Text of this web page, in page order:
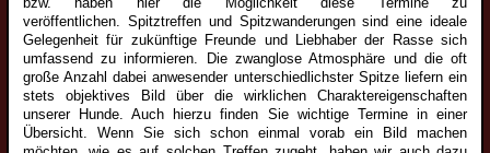
veröffentlichen. Spitztreffen und Spitzwanderungen sind eine ideale
Gelegenheit für zukünftige Freunde und Liebhaber der Rasse sich
umfassend zu informieren. Die zwanglose Atmosphäre und die oft
große Anzahl dabei anwesender unterschiedlichster Spitze liefern ein
stets objektives Bild über die wirklichen Charaktereigenschaften
unserer Hunde. Auch hierzu finden Sie wichtige Termine in einer
Übersicht. Wenn Sie sich schon einmal vorab ein Bild machen
Kleinspitzwelpen
Zwergspitzwelpen
Junghunde
Wolfsspitzjunghunde